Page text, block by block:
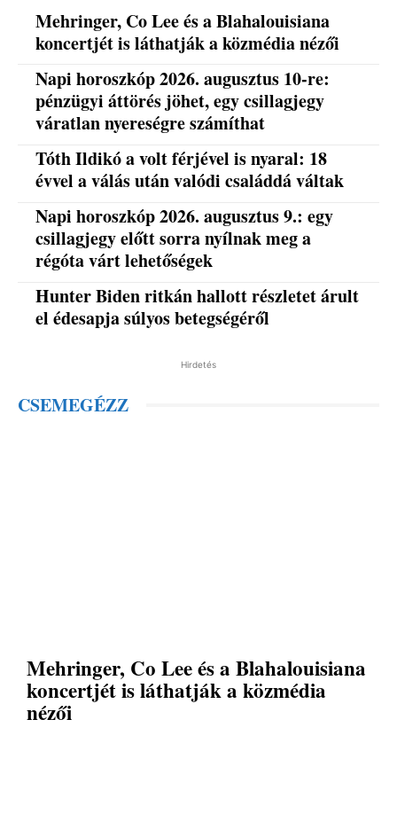
Mehringer, Co Lee és a Blahalouisiana
koncertjét is láthatják a közmédia nézői
Napi horoszkóp 2026. augusztus 10-re:
pénzügyi áttörés jöhet, egy csillagjegy
váratlan nyereségre számíthat
Tóth Ildikó a volt férjével is nyaral: 18
évvel a válás után valódi családdá váltak
Napi horoszkóp 2026. augusztus 9.: egy
csillagjegy előtt sorra nyílnak meg a
régóta várt lehetőségek
Hunter Biden ritkán hallott részletet árult
el édesapja súlyos betegségéről
Hirdetés
CSEMEGÉZZ
Mehringer, Co Lee és a Blahalouisiana
koncertjét is láthatják a közmédia
nézői